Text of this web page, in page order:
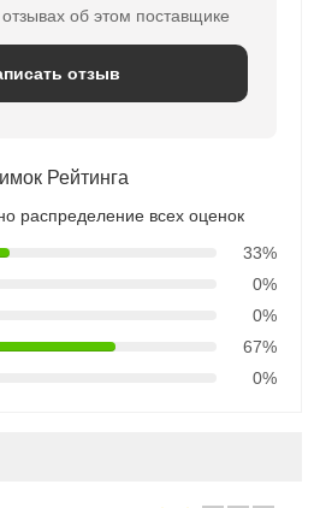
об этом поставщике
отзыв
Рейтинга
распределение всех оценок
33%
0%
0%
67%
0%